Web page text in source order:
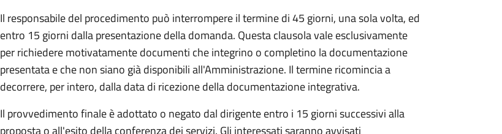
Il responsabile del procedimento può interrompere il termine di 45 giorni, una sola volta, ed
entro 15 giorni dalla presentazione della domanda. Questa clausola vale esclusivamente
per richiedere motivatamente documenti che integrino o completino la documentazione
presentata e che non siano già disponibili all'Amministrazione. Il termine ricomincia a
decorrere, per intero, dalla data di ricezione della documentazione integrativa.
Il provvedimento finale è adottato o negato dal dirigente entro i 15 giorni successivi alla
proposta o all'esito della conferenza dei servizi. Gli interessati saranno avvisati